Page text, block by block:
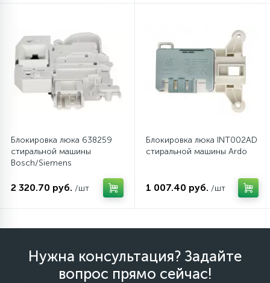
Блокировка люка 638259
стиральной машины
Bosch/Siemens
2 320.70 руб. /шт
Блокировка люка INT002AD
стиральной машины Ardo
1 007.40 руб. /шт
Нужна консультация? Задайте
вопрос прямо сейчас!